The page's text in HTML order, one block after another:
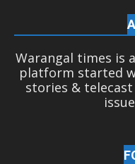
Warangal times is
platform started
stories &